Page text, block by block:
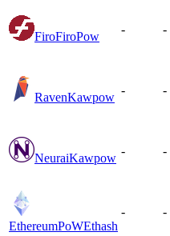
FiroFiroPow
- -
RavenKawpow
- -
NeuraiKawpow
- -
EthereumPoWEthash
- -